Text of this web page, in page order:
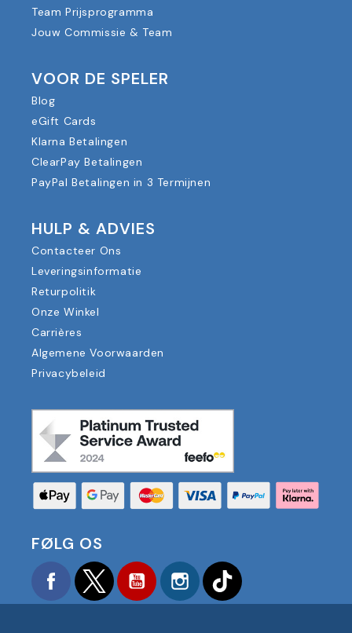
Team Prijsprogramma
Jouw Commissie & Team
VOOR DE SPELER
Blog
eGift Cards
Klarna Betalingen
ClearPay Betalingen
PayPal Betalingen in 3 Termijnen
HULP & ADVIES
Contacteer Ons
Leveringsinformatie
Returpolitik
Onze Winkel
Carrières
Algemene Voorwaarden
Privacybeleid
FØLG OS
FacebookTwitter YouTubeInstagram